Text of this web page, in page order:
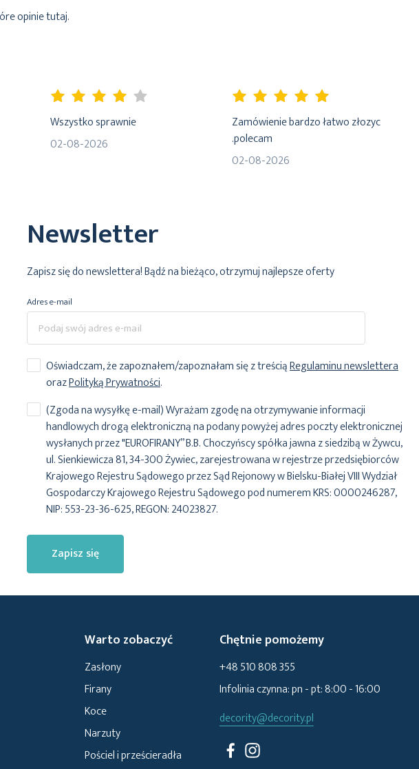
opinie tutaj.
Wszystko sprawnie
02-08-2026
Zamówienie bardzo łatwo złozyc
.polecam
02-08-2026
Newsletter
Zapisz się do newslettera! Bądź na bieżąco, otrzymuj najlepsze oferty
Adres e-mail
Oświadczam, że zapoznałem/zapoznałam się z treściąRegulaminu newslettera
orazPolityką Prywatności.
Zapisz się
(Zgoda na wysyłkę e-mail) Wyrażam zgodę na otrzymywanie informacji
handlowych drogą elektroniczną na podany powyżej adres poczty elektronicznej
wysłanych przez "EUROFIRANY” B.B. Choczyńscy spółka jawna z siedzibą w Żywcu,
ul. Sienkiewicza 81, 34-300 Żywiec, zarejestrowana w rejestrze przedsiębiorców
Krajowego Rejestru Sądowego przez Sąd Rejonowy w Bielsku-Białej VIII Wydział
Gospodarczy Krajowego Rejestru Sądowego pod numerem KRS: 0000246287,
NIP: 553-23-36-625, REGON: 24023827.
Warto zobaczyć
Zasłony
Firany
Koce
Narzuty
Pościel i prześcieradła
Chętnie pomożemy
+48 510 808 355
Infolinia czynna: pn - pt: 8:00 - 16:00
decority@decority.pl